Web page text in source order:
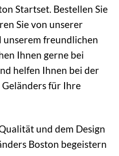
Startset. Bestellen Sie
Sie von unserer
unserem freundlichen
Ihnen gerne bei
helfen Ihnen bei der
Geländers für Ihre
und dem Design
Boston begeistern